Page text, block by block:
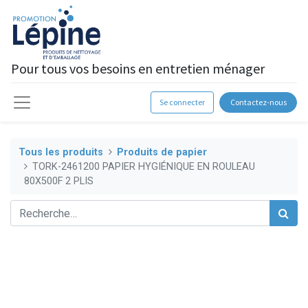
Pour tous vos besoins en entretien ménager
Se connecter Contactez-nous
Tous les produits
Produits de papier
TORK-2461200 PAPIER HYGIÉNIQUE EN ROULEAU
80X500F 2 PLIS